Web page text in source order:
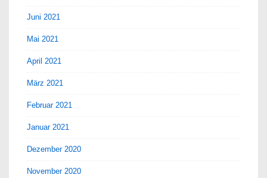
Juni 2021
Mai 2021
April 2021
März 2021
Februar 2021
Januar 2021
Dezember 2020
November 2020